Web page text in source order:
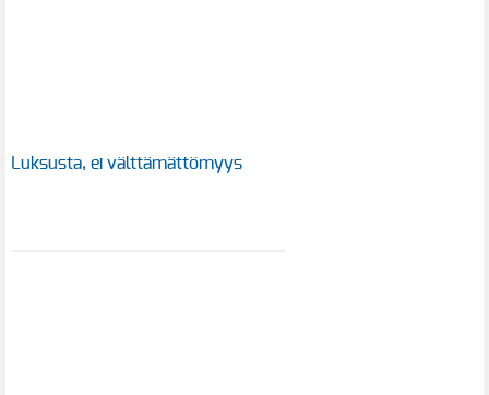
Luksusta, ei välttämättömyys